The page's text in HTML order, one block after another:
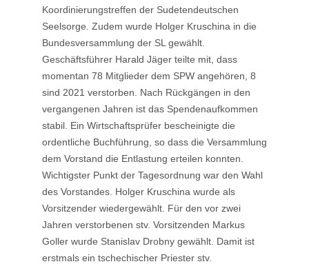
Koordinierungstreffen der Sudetendeutschen
Seelsorge. Zudem wurde Holger Kruschina in die
Bundesversammlung der SL gewählt.
Geschäftsführer Harald Jäger teilte mit, dass
momentan 78 Mitglieder dem SPW angehören, 8
sind 2021 verstorben. Nach Rückgängen in den
vergangenen Jahren ist das Spendenaufkommen
stabil. Ein Wirtschaftsprüfer bescheinigte die
ordentliche Buchführung, so dass die Versammlung
dem Vorstand die Entlastung erteilen konnten.
Wichtigster Punkt der Tagesordnung war den Wahl
des Vorstandes. Holger Kruschina wurde als
Vorsitzender wiedergewählt. Für den vor zwei
Jahren verstorbenen stv. Vorsitzenden Markus
Goller wurde Stanislav Drobny gewählt. Damit ist
erstmals ein tschechischer Priester stv.